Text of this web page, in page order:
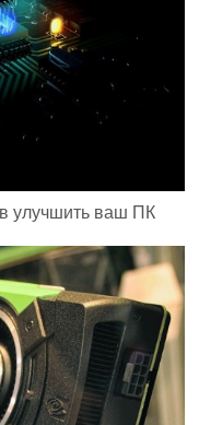
улучшить ваш ПК